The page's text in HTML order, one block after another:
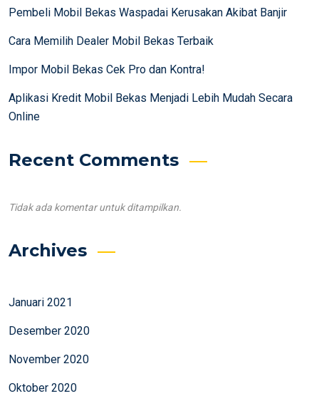
Pembeli Mobil Bekas Waspadai Kerusakan Akibat Banjir
Cara Memilih Dealer Mobil Bekas Terbaik
Impor Mobil Bekas Cek Pro dan Kontra!
Aplikasi Kredit Mobil Bekas Menjadi Lebih Mudah Secara
Online
Recent Comments
Tidak ada komentar untuk ditampilkan.
Archives
Januari 2021
Desember 2020
November 2020
Oktober 2020